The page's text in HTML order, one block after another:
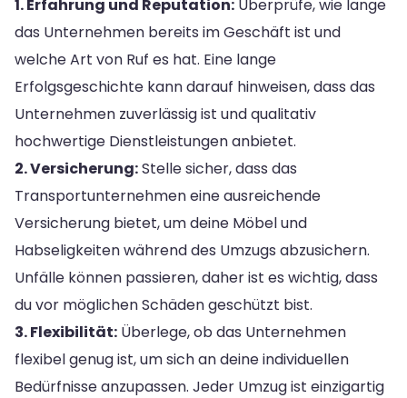
1. Erfahrung und Reputation: Überprüfe, wie lange
das Unternehmen bereits im Geschäft ist und
welche Art von Ruf es hat. Eine lange
Erfolgsgeschichte kann darauf hinweisen, dass das
Unternehmen zuverlässig ist und qualitativ
hochwertige Dienstleistungen anbietet.
2. Versicherung:Stelle sicher, dass das
Transportunternehmen eine ausreichende
Versicherung bietet, um deine Möbel und
Habseligkeiten während des Umzugs abzusichern.
Unfälle können passieren, daher ist es wichtig, dass
du vor möglichen Schäden geschützt bist.
3. Flexibilität: Überlege, ob das Unternehmen
flexibel genug ist, um sich an deine individuellen
Bedürfnisse anzupassen. Jeder Umzug ist einzigartig